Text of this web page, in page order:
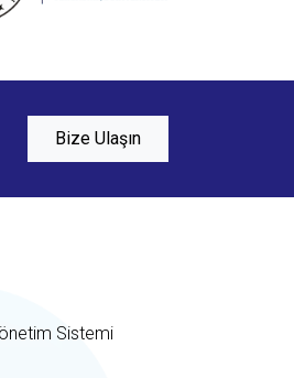
Bize Ulaşın
Sistemi